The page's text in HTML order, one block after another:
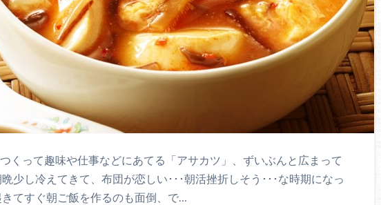
くって趣味や仕事などにあてる「アサカツ」、ずいぶんと広まって
少し冷えてきて、布団が恋しい･･･朝活挫折しそう･･･な時期になっ
てすぐ朝ご飯を作るのも面倒、で…